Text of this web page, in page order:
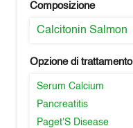
Composizione
Calcitonin Salmon
Opzione di trattamento
Serum Calcium
Pancreatitis
Paget'S Disease